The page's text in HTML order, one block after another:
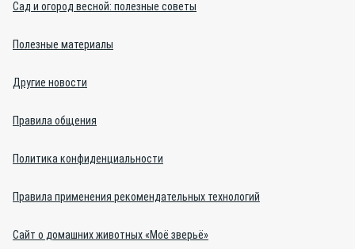
Сад и огород весной: полезные советы
Полезные материалы
Другие новости
Правила общения
Политика конфиденциальности
Правила применения рекомендательных технологий
Сайт о домашних животных «Моё зверьё»